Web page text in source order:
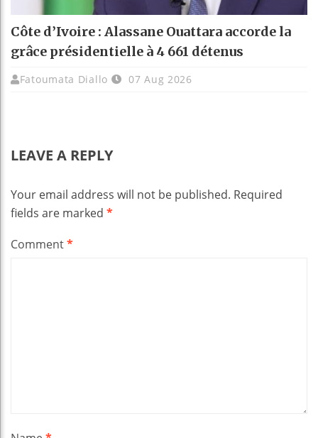
Côte d’Ivoire : Alassane Ouattara accorde la
grâce présidentielle à 4 661 détenus
Fatoumata Diallo 07 Aug 2026
LEAVE A REPLY
Your email address will not be published. Required
fields are marked *
Comment*